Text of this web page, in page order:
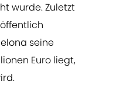
wurde. Zuletzt
seine
Euro liegt,